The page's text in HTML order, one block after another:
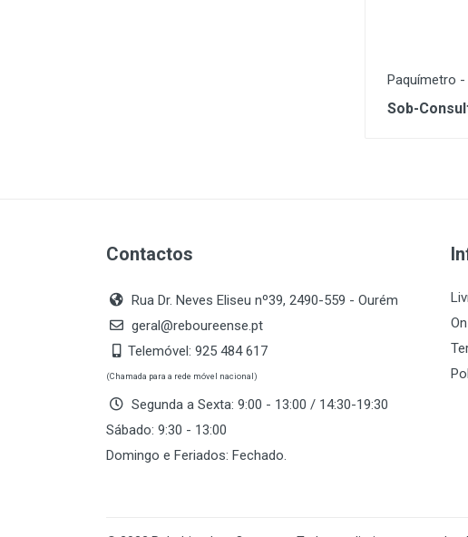
Paquímetro
Sob-
Contactos
Rua Dr. Neves Eliseu nº39, 2490-559 - Ourém
geral@reboureense.pt
Telemóvel: 925 484 617
(Chamada para a rede móvel nacional)
Segunda a Sexta: 9:00 - 13:00 / 14:30-19:30
Sábado: 9:30 - 13:00
Domingo e Feriados: Fechado.